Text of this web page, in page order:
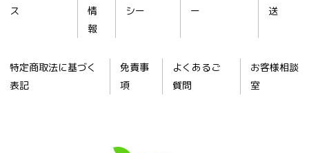
ス
情
報
シー
ー
送
特定商取法に基づく
表記
免責事
項
よくあるご
質問
お客様相談
室